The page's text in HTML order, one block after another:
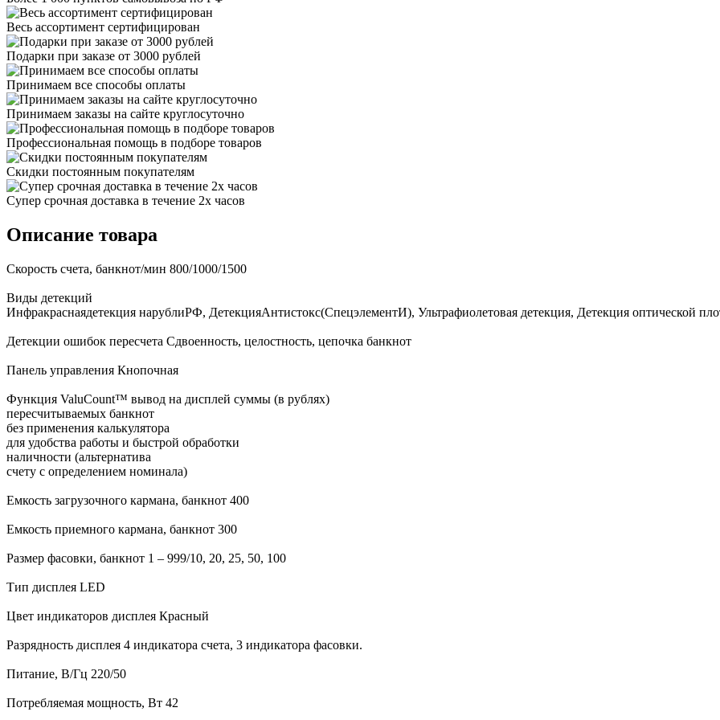
Весь ассортимент сертифицирован
Подарки при заказе от 3000 рублей
Принимаем все способы оплаты
Принимаем заказы на сайте круглосуточно
Профессиональная помощь в подборе товаров
Скидки постоянным покупателям
Супер срочная доставка в течение 2х часов
Описание товара
Скорость счета, банкнот/мин 800/1000/1500
Виды детекций
Инфракраснаядетекция нарублиРФ, ДетекцияАнтистокс(СпецэлементИ), Ультрафиолетовая детекция, Детекция оптической
Детекции ошибок пересчета Сдвоенность, целостность, цепочка банкнот
Панель управления Кнопочная
Функция ValuCount™ вывод на дисплей суммы (в рублях)
пересчитываемых банкнот
без применения калькулятора
для удобства работы и быстрой обработки
наличности (альтернатива
счету с определением номинала)
Емкость загрузочного кармана, банкнот 400
Емкость приемного кармана, банкнот 300
Размер фасовки, банкнот 1 – 999/10, 20, 25, 50, 100
Тип дисплея LED
Цвет индикаторов дисплея Красный
Разрядность дисплея 4 индикатора счета, 3 индикатора фасовки.
Питание, В/Гц 220/50
Потребляемая мощность, Вт 42